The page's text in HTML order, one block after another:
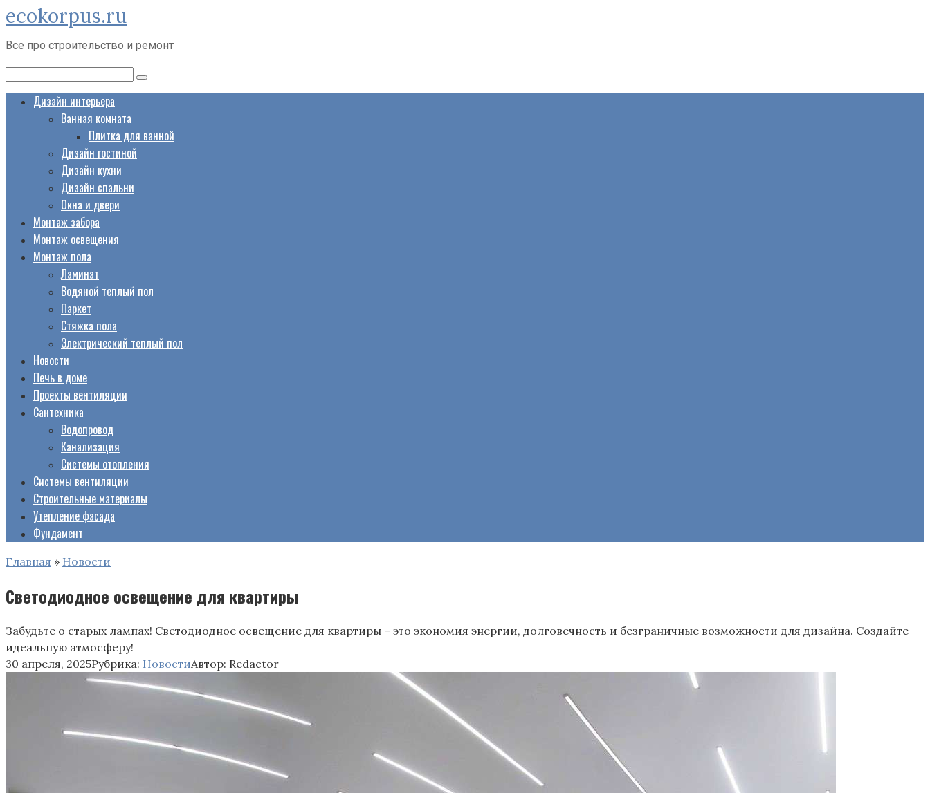
Перейти
к
контенту
ecokorpus.ru
Все про строительство и ремонт
Дизайн интерьера
Ванная комната
Плитка для ванной
Дизайн гостиной
Дизайн кухни
Дизайн спальни
Окна и двери
Монтаж забора
Монтаж освещения
Монтаж пола
Ламинат
Водяной теплый пол
Паркет
Стяжка пола
Электрический теплый пол
Новости
Печь в доме
Проекты вентиляции
Сантехника
Водопровод
Канализация
Системы отопления
Системы вентиляции
Строительные материалы
Утепление фасада
Фундамент
Главная » Новости
Светодиодное освещение для квартиры
Забудьте о старых лампах! Светодиодное освещение для квартиры – это экономия энергии, долговечность и безграничные возможности для дизайна. Создайте
идеальную атмосферу!
30 апреля, 2025Рубрика: НовостиАвтор: Redactor